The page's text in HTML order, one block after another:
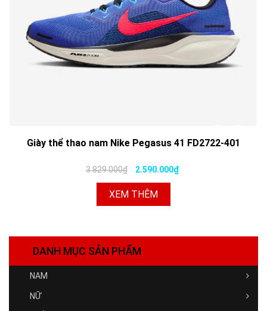
Giày thể thao nam Nike Pegasus 41 FD2722-401
3.829.000₫ 2.590.000₫
XEM THÊM
DANH MỤC SẢN PHẨM
NAM
NỮ